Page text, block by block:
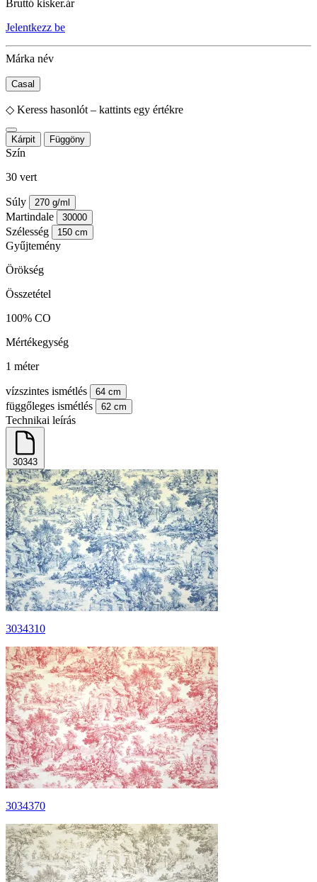
Bruttó kisker.ár
Jelentkezz be
Márka név
Casal
◇ Keress hasonlót – kattints egy értékre
Kárpit Függöny
Szín
30 vert
Súly 270 g/ml
Martindale 30000
Szélesség 150 cm
Gyűjtemény
Örökség
Összetétel
100% CO
Mértékegység
1 méter
vízszintes ismétlés 64 cm
függőleges ismétlés 62 cm
Technikai leírás
30343
3034310
3034370